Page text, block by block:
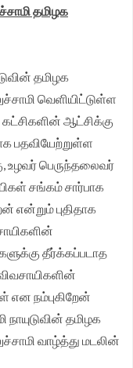
தமிழக
தமிழக
வெளியிட்டுள்ள
ஆட்சிக்கு
பதவியேற்றுள்ள
உழவர் பெருந்தலைவர்
சங்கம் சார்பாக
என்றும் புதிதாக
தீர்க்கப்படாத
என நம்புகிறேன்
தமிழக
வாழ்த்து மடலின்